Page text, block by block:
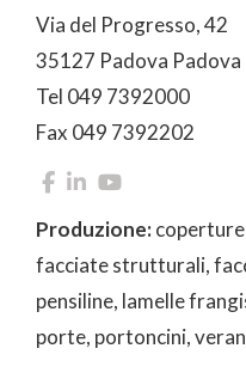
Via del Progresso, 42
35127 Padova Padova
Tel 049 7392000
Fax 049 7392202
Produzione:
facciate strutturali,
pensiline, lamelle
porte, portoncini,